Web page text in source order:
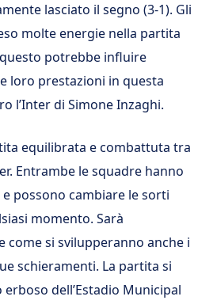
lasciato il segno (3-1). Gli
molte energie nella partita
potrebbe influire
loro prestazioni in questa
l’Inter di Simone Inzaghi.
equilibrata e combattuta tra
Entrambe le squadre hanno
possono cambiare le sorti
momento. Sarà
come si svilupperanno anche i
schieramenti. La partita si
dell’Estadio Municipal